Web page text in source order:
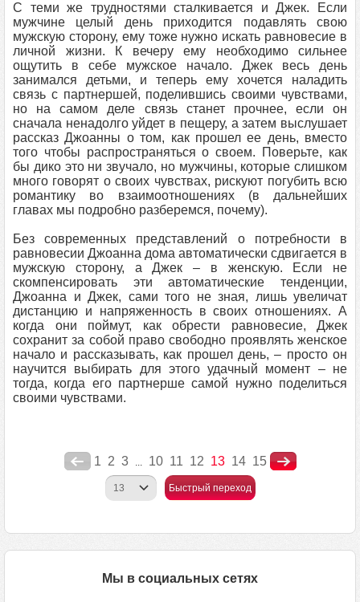
С теми же трудностями сталкивается и Джек. Если
мужчине целый день приходится подавлять свою
мужскую сторону, ему тоже нужно искать равновесие в
личной жизни. К вечеру ему необходимо сильнее
ощутить в себе мужское начало. Джек весь день
занимался детьми, и теперь ему хочется наладить
связь с партнершей, поделившись своими чувствами,
но на самом деле связь станет прочнее, если он
сначала ненадолго уйдет в пещеру, а затем выслушает
рассказ Джоанны о том, как прошел ее день, вместо
того чтобы распространяться о своем. Поверьте, как
бы дико это ни звучало, но мужчины, которые слишком
много говорят о своих чувствах, рискуют погубить всю
романтику во взаимоотношениях (в дальнейших
главах мы подробно разберемся, почему).
Без современных представлений о потребности в
равновесии Джоанна дома автоматически сдвигается в
мужскую сторону, а Джек – в женскую. Если не
скомпенсировать эти автоматические тенденции,
Джоанна и Джек, сами того не зная, лишь увеличат
дистанцию и напряженность в своих отношениях. А
когда они поймут, как обрести равновесие, Джек
сохранит за собой право свободно проявлять женское
начало и рассказывать, как прошел день, – просто он
научится выбирать для этого удачный момент – не
тогда, когда его партнерше самой нужно поделиться
своими чувствами.
1 2 3 ... 10 11 12 13 14 15
Быстрый переход
Мы в социальных сетях